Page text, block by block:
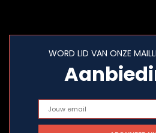
WORD LID VAN ONZE